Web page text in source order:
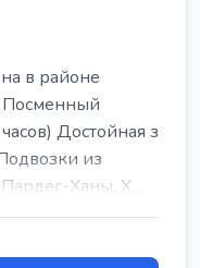
в районе
Посменный
Достойная з
из
Ханы, Х...